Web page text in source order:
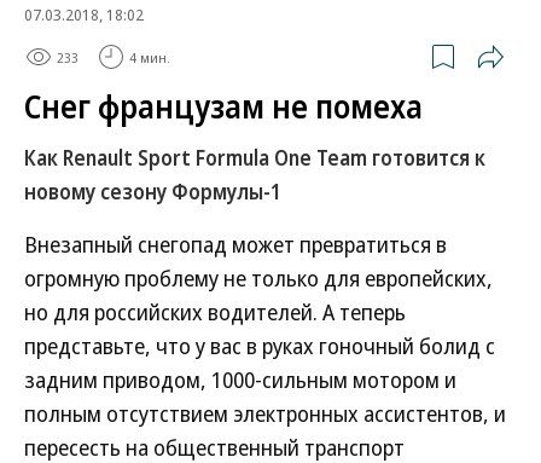
07.03.2018, 18:02
233 4 мин.
Снег французам не помеха
Как Renault Sport Formula One Team готовится к
новому сезону Формулы-1
Внезапный снегопад может превратиться в
огромную проблему не только для европейских,
но для российских водителей. А теперь
представьте, что у вас в руках гоночный болид с
задним приводом, 1000-сильным мотором и
полным отсутствием электронных ассистентов, и
пересесть на общественный транспорт